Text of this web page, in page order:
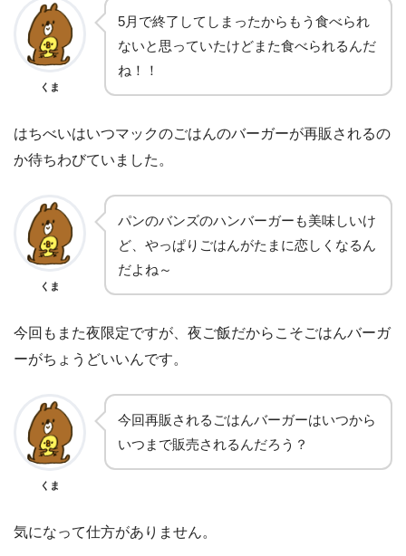
くま
5月で終了してしまったからもう食べられ
ないと思っていたけどまた食べられるんだ
ね！！
はちべいはいつマックのごはんのバーガーが再販されるの
か待ちわびていました。
くま
パンのバンズのハンバーガーも美味しいけ
ど、やっぱりごはんがたまに恋しくなるん
だよね～
今回もまた夜限定ですが、夜ご飯だからこそごはんバーガ
ーがちょうどいいんです。
くま
今回再販されるごはんバーガーはいつから
いつまで販売されるんだろう？
気になって仕方がありません。